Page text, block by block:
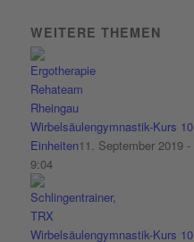
nicht
werden.
Der
muss diese
CMP
WEITERE THEMEN
Wirbelsäulengymnastik-Kurs 10
Einheiten11. September 2019 -
9:04
Wirbelsäulengymnastik-Kurs 10